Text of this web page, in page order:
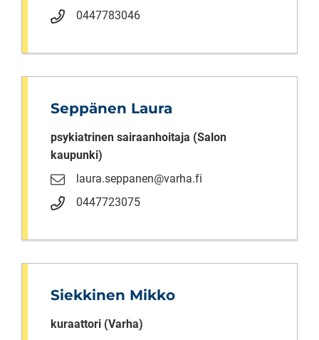
0447783046
Seppänen Laura
psykiatrinen sairaanhoitaja (Salon
kaupunki)
laura.seppanen@varha.fi
0447723075
Siekkinen Mikko
kuraattori (Varha)